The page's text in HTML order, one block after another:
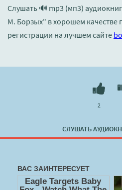
Слушать 🔊 mp3 (мп3)
М. Борзых" в хорошем качестве
регистрации на лучшем сайте
СЛУШАТЬ
2